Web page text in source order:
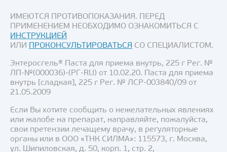
ИМЕЮТСЯ ПРОТИВОПОКАЗАНИЯ. ПЕРЕД
ПРИМЕНЕНИЕМ НЕОБХОДИМО ОЗНАКОМИТЬСЯ С
ИНСТРУКЦИЕЙ
ИЛИ
ПРОКОНСУЛЬТИРОВАТЬСЯ СО СПЕЦИАЛИСТОМ.
Энтеросгель® Паста для приема внутрь, 225 г Рег. №
ЛП-№(000036)-(РГ-RU) от 10.02.20. Паста для приема
внутрь [сладкая], 225 г Рег. № ЛСР-003840/09 от
21.05.2009
Если Вы хотите сообщить о нежелательных явлениях
или жалобе на препарат, направляйте, пожалуйста,
свои претензии лечащему врачу, в регуляторные
органы или в ООО «ТНК СИЛМА»: 115573, г. Москва,
ул. Шипиловская, д. 50, корп. 1, стр. 2,